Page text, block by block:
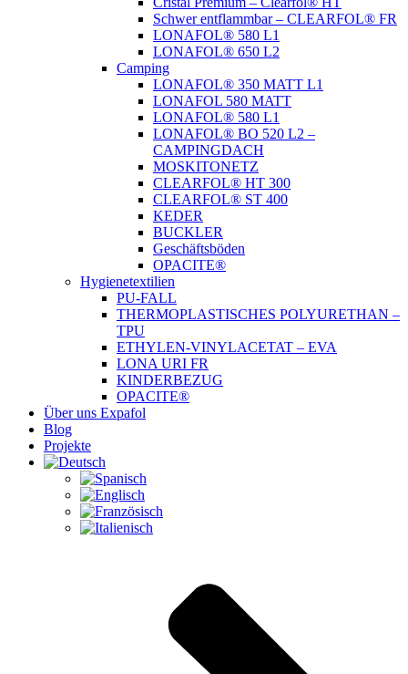
Schwer entflammbar – CLEARFOL® FR
LONAFOL® 580 L1
LONAFOL® 650 L2
Camping
LONAFOL® 350 MATT L1
LONAFOL 580 MATT
LONAFOL® 580 L1
LONAFOL® BO 520 L2 –
CAMPINGDACH
MOSKITONETZ
CLEARFOL® HT 300
CLEARFOL® ST 400
KEDER
BUCKLER
Geschäftsböden
OPACITE®
Hygienetextilien
PU-FALL
THERMOPLASTISCHES POLYURETHAN –
TPU
ETHYLEN-VINYLACETAT – EVA
LONA URI FR
KINDERBEZUG
OPACITE®
Über uns Expafol
Blog
Projekte